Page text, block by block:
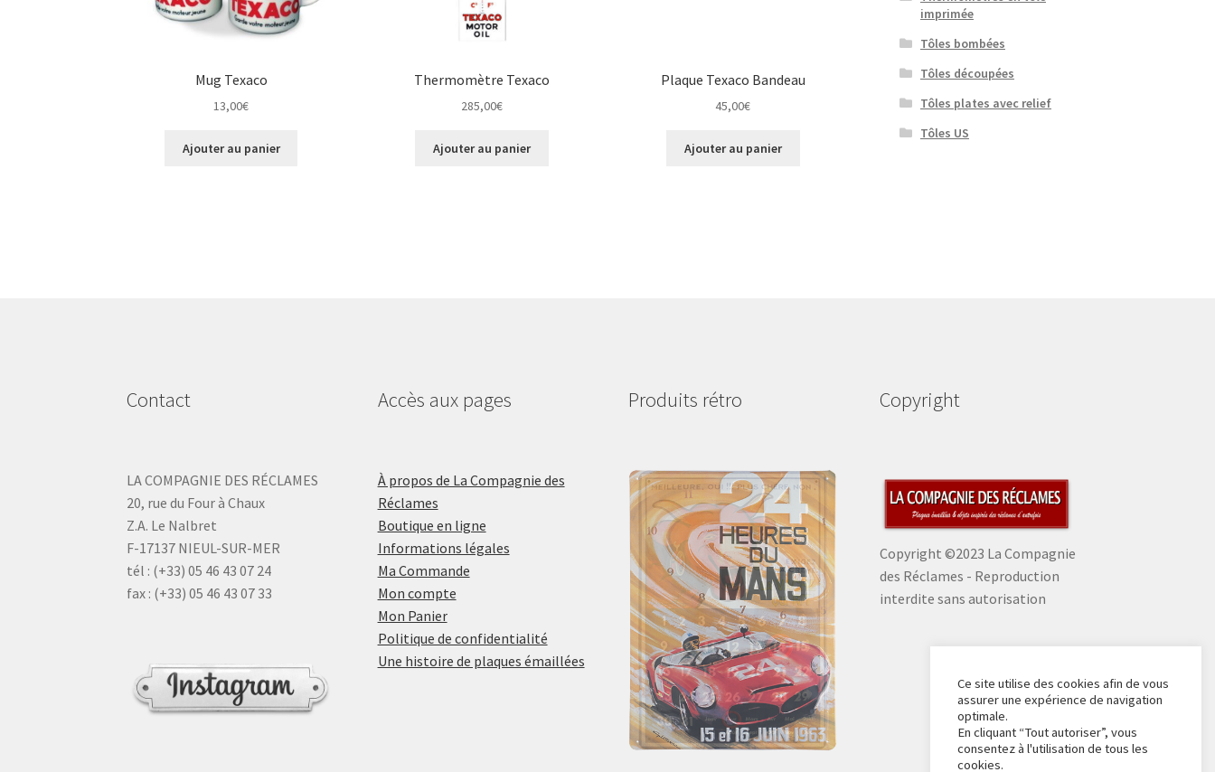
Mug Texaco
13,00€
Ajouter au panier
Thermomètre Texaco
285,00€
Ajouter au panier
Plaque Texaco Bandeau
45,00€
Ajouter au panier
imprimée
Tôles bombées
Tôles découpées
Tôles plates avec relief
Tôles US
Contact
LA COMPAGNIE DES RÉCLAMES
20, rue du Four à Chaux
Z.A. Le Nalbret
F-17137 NIEUL-SUR-MER
tél : (+33) 05 46 43 07 24
fax : (+33) 05 46 43 07 33
Accès aux pages
À propos de La Compagnie des
Réclames
Boutique en ligne
Informations légales
Ma Commande
Mon compte
Mon Panier
Politique de confidentialité
Une histoire de plaques émaillées
Produits rétro Copyright
Copyright ©2023 La Compagnie
des Réclames - Reproduction
interdite sans autorisation
Ce site utilise des cookies afin de vous
assurer une expérience de navigation
optimale.
En cliquant “Tout autoriser”, vous
consentez à l'utilisation de tous les
cookies.